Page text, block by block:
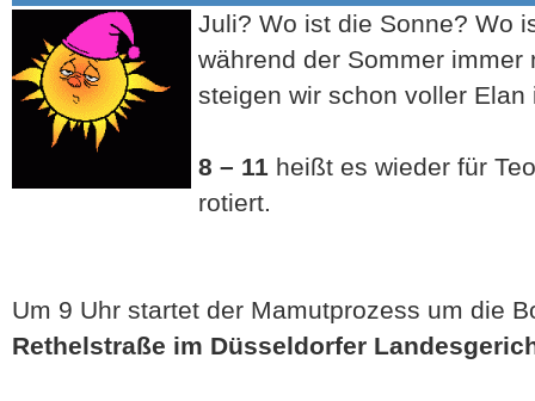
Juli? Wo ist die Sonne? Wo
während der Sommer
steigen wir schon voller
8 – 11 heißt es wieder für
rotiert.
Um 9 Uhr startet der Mamutprozess um die
Rethelstraße im Düsseldorfer